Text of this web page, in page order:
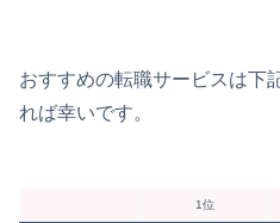
おすすめの転職サービスは下
れば幸いです。
1位